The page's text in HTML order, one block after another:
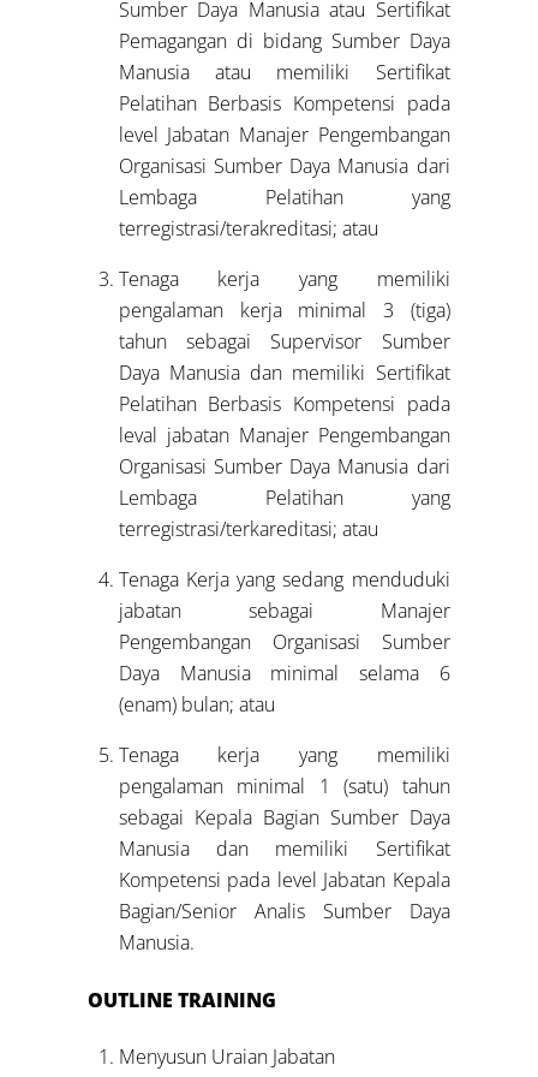
Sumber Daya Manusia atau Sertifikat
Pemagangan di bidang Sumber Daya
Manusia atau memiliki Sertifikat
Pelatihan Berbasis Kompetensi pada
level Jabatan Manajer Pengembangan
Organisasi Sumber Daya Manusia dari
Lembaga Pelatihan yang
terregistrasi/terakreditasi; atau
Tenaga kerja yang memiliki
pengalaman kerja minimal 3 (tiga)
tahun sebagai Supervisor Sumber
Daya Manusia dan memiliki Sertifikat
Pelatihan Berbasis Kompetensi pada
leval jabatan Manajer Pengembangan
Organisasi Sumber Daya Manusia dari
Lembaga Pelatihan yang
terregistrasi/terkareditasi; atau
Tenaga Kerja yang sedang menduduki
jabatan sebagai Manajer
Pengembangan Organisasi Sumber
Daya Manusia minimal selama 6
(enam) bulan; atau
Tenaga kerja yang memiliki
pengalaman minimal 1 (satu) tahun
sebagai Kepala Bagian Sumber Daya
Manusia dan memiliki Sertifikat
Kompetensi pada level Jabatan Kepala
Bagian/Senior Analis Sumber Daya
Manusia.
OUTLINE TRAINING
Menyusun Uraian Jabatan